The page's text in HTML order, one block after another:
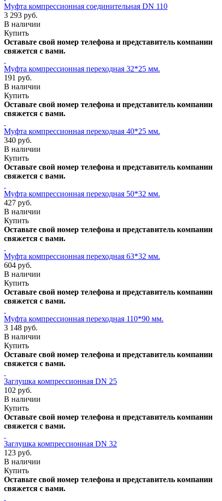
Муфта компрессионная соединительная DN 110
3 293 руб.
В наличии
Купить
Оставьте свой номер телефона и представитель компании
свяжется с вами.
Муфта компрессионная переходная 32*25 мм.
191 руб.
В наличии
Купить
Оставьте свой номер телефона и представитель компании
свяжется с вами.
Муфта компрессионная переходная 40*25 мм.
340 руб.
В наличии
Купить
Оставьте свой номер телефона и представитель компании
свяжется с вами.
Муфта компрессионная переходная 50*32 мм.
427 руб.
В наличии
Купить
Оставьте свой номер телефона и представитель компании
свяжется с вами.
Муфта компрессионная переходная 63*32 мм.
604 руб.
В наличии
Купить
Оставьте свой номер телефона и представитель компании
свяжется с вами.
Муфта компрессионная переходная 110*90 мм.
3 148 руб.
В наличии
Купить
Оставьте свой номер телефона и представитель компании
свяжется с вами.
Заглушка компрессионная DN 25
102 руб.
В наличии
Купить
Оставьте свой номер телефона и представитель компании
свяжется с вами.
Заглушка компрессионная DN 32
123 руб.
В наличии
Купить
Оставьте свой номер телефона и представитель компании
свяжется с вами.